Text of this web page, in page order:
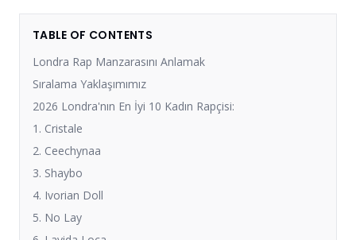
TABLE OF CONTENTS
Londra Rap Manzarasını Anlamak
Sıralama Yaklaşımımız
2026 Londra'nın En İyi 10 Kadın Rapçisi:
1. Cristale
2. Ceechynaa
3. Shaybo
4. Ivorian Doll
5. No Lay